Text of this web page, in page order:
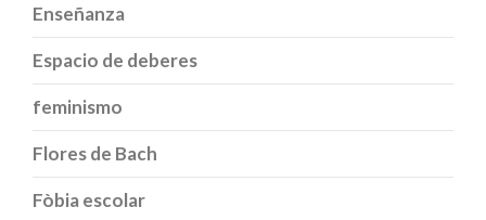
Enseñanza
Espacio de deberes
feminismo
Flores de Bach
Fòbia escolar